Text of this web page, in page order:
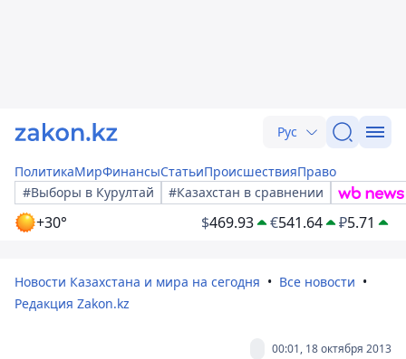
Рус
ПолитикаМирФинансыСтатьиПроисшествияПраво
#Выборы в Курултай
#Казахстан в сравнении
+30° $469.93 €541.64 ₽5.71
Новости Казахстана и мира на сегодня
Все новости
Редакция Zakon.kz
00:01, 18 октября 2013